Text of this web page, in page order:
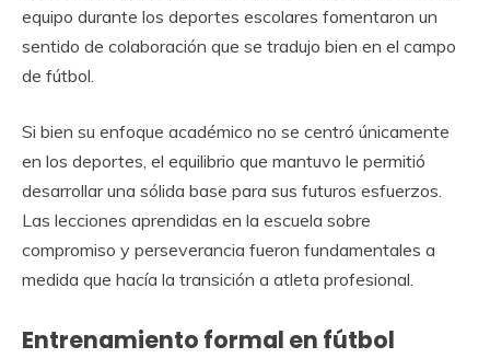
equipo durante los deportes escolares fomentaron un
sentido de colaboración que se tradujo bien en el campo
de fútbol.
Si bien su enfoque académico no se centró únicamente
en los deportes, el equilibrio que mantuvo le permitió
desarrollar una sólida base para sus futuros esfuerzos.
Las lecciones aprendidas en la escuela sobre
compromiso y perseverancia fueron fundamentales a
medida que hacía la transición a atleta profesional.
Entrenamiento formal en fútbol